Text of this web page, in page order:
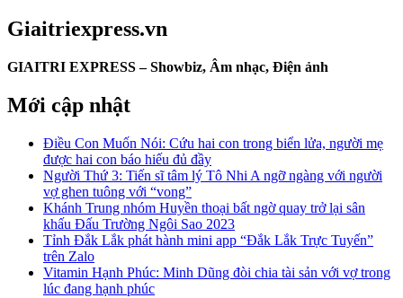
Giaitriexpress.vn
GIAITRI EXPRESS – Showbiz, Âm nhạc, Điện ảnh
Mới cập nhật
Điều Con Muốn Nói: Cứu hai con trong biển lửa, người mẹ
được hai con báo hiếu đủ đầy
Người Thứ 3: Tiến sĩ tâm lý Tô Nhi A ngỡ ngàng với người
vợ ghen tuông với “vong”
Khánh Trung nhóm Huyền thoại bất ngờ quay trở lại sân
khấu Đấu Trường Ngôi Sao 2023
Tỉnh Đắk Lắk phát hành mini app “Đắk Lắk Trực Tuyến”
trên Zalo
Vitamin Hạnh Phúc: Minh Dũng đòi chia tài sản với vợ trong
lúc đang hạnh phúc